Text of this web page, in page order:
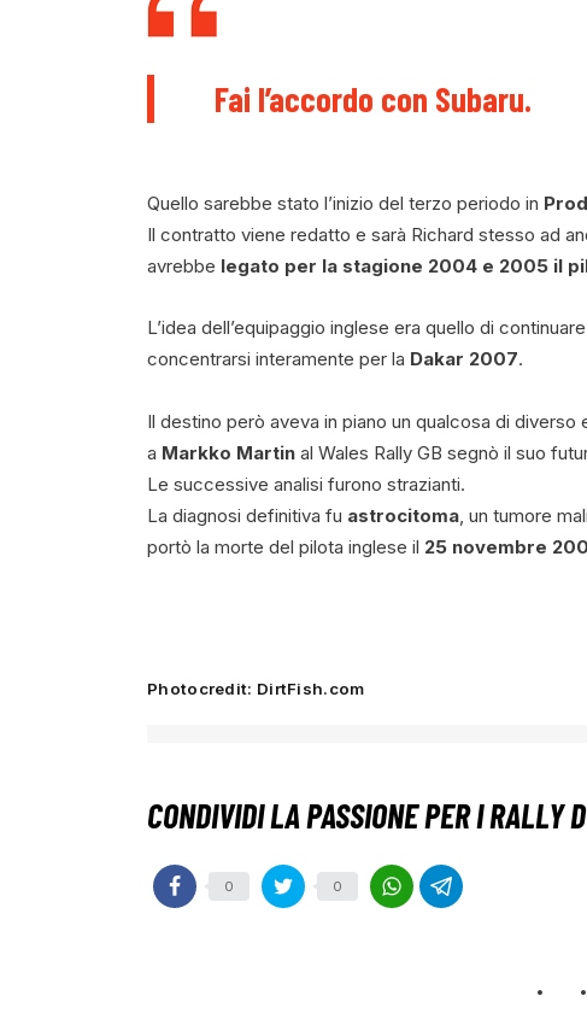
Fai l’accordo con Subaru.
Quello sarebbe stato l’inizio del terzo periodo in
Il contratto viene redatto e sarà Richard stesso ad
avrebbe legato per la stagione 2004 e 2005 il
L’idea dell’equipaggio inglese era quello di
concentrarsi interamente per la Dakar 2007.
Il destino però aveva in piano un qualcosa di
a Markko Martin al Wales Rally GB segnò il suo
Le successive analisi furono strazianti.
La diagnosi definitiva fu astrocitoma , un tumore
portò la morte del pilota inglese il 25 novembre
Photocredit: DirtFish.com
0 0